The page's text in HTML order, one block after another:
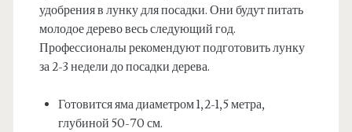
удобрения в лунку для посадки. Они будут питать
молодое дерево весь следующий год.
Профессионалы рекомендуют подготовить лунку
за 2-3 недели до посадки дерева.
Готовится яма диаметром 1,2-1,5 метра,
глубиной 50-70 см.